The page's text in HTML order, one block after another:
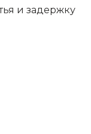
и задержку